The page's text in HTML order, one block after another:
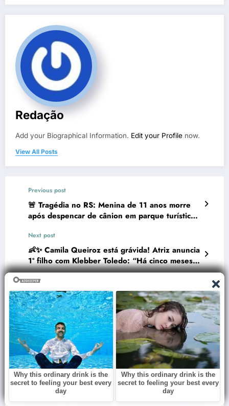
Redação
Add your Biographical Information. Edit your Profile now.
View All Posts
Previous post
🚨 Tragédia no RS: Menina de 11 anos morre
após despencar de cânion em parque turístico;
Next post
👶✨ Camila Queiroz está grávida! Atriz anuncia
1º filho com Klebber Toledo: “Há cinco meses
esperando o amor da nossa vida”
RELATED POSTS